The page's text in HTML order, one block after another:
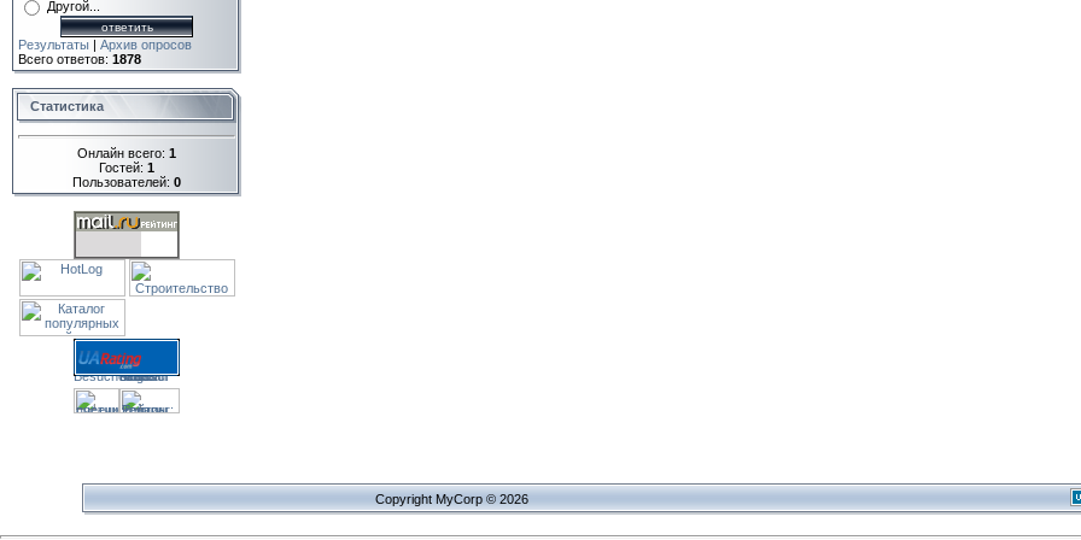
Другой...
Результаты | Архив опросов
Всего ответов: 1878
Статистика
Онлайн всего: 1
Гостей: 1
Пользователей: 0
Copyright MyCorp © 2026